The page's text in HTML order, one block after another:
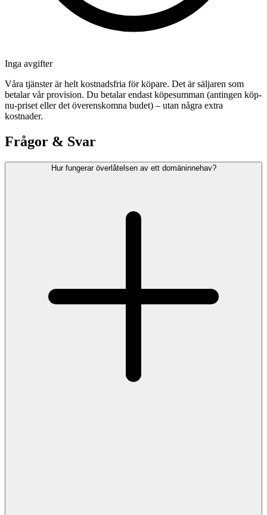
Inga avgifter
Våra tjänster är helt kostnadsfria för köpare. Det är säljaren som
betalar vår provision. Du betalar endast köpesumman (antingen köp-
nu-priset eller det överenskomna budet) – utan några extra
kostnader.
Frågor & Svar
Hur fungerar överlåtelsen av ett domäninnehav?